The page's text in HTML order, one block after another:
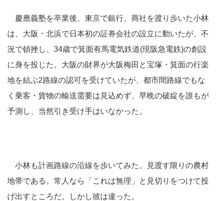
慶應義塾を卒業後、東京で銀行、商社を渡り歩いた小林
は、大阪・北浜で日本初の証券会社の設立に動いたが、不
況で頓挫し、34歳で箕面有馬電気鉄道(現阪急電鉄)の創設
に身を投じた。大阪の財界が大阪梅田と宝塚・箕面の行楽
地を結ぶ2路線の認可を受けていたが、都市間路線でもな
く乗客・貨物の輸送需要は見込めず、早晩の破綻を誰もが
予測し、当然引き受け手はいなかった。
小林も計画路線の沿線を歩いてみた。見渡す限りの農村
地帯である。常人なら「これは無理」と見切りをつけて投
げ出すところだ。しかし彼は違った。